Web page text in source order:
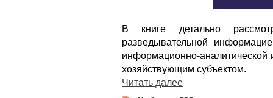
В книге детально
разведывательной
информационно-аналитической
хозяйствующим субъектом.
Читать далее